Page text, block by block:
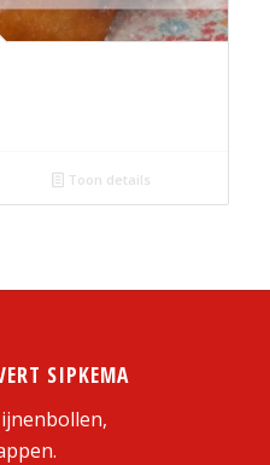
Toon details
SIPKEMA